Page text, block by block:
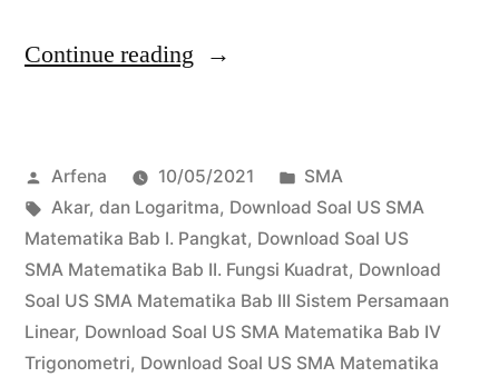
Continue reading “Download
SMA
Limit
Fungsi”
Posted
by
Arfena 10/05/2021
Posted
in
SMA
Tags:
Akar, dan Logaritma, Download Soal US SMA
Matematika Bab I. Pangkat, Download Soal US
SMA Matematika Bab II. Fungsi Kuadrat, Download
Soal US SMA Matematika Bab III Sistem Persamaan
Linear, Download Soal US SMA Matematika Bab IV
Trigonometri, Download Soal US SMA Matematika